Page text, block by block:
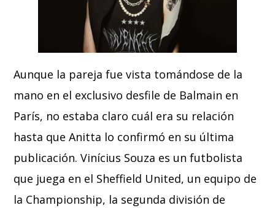
Aunque la pareja fue vista tomándose de la
mano en el exclusivo desfile de Balmain en
París, no estaba claro cuál era su relación
hasta que Anitta lo confirmó en su última
publicación. Vinícius Souza es un futbolista
que juega en el Sheffield United, un equipo de
la Championship, la segunda división de